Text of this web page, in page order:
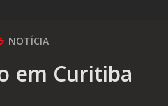
NOTÍCIA
em Curitiba